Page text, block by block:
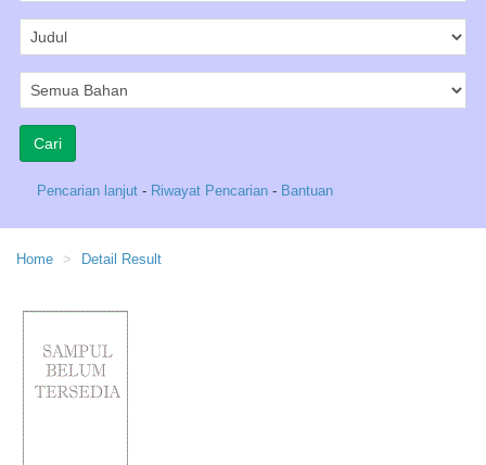
Pencarian lanjut - Riwayat Pencarian - Bantuan
Home Detail Result